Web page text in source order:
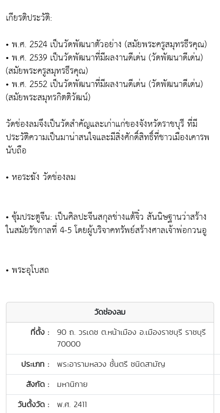
เกียรติประวัติ:
• พ.ศ. 2524 เป็นวัดพัฒนาตัวอย่าง (สมัยพระครูสมุทรธีรคุณ)
• พ.ศ. 2539 เป็นวัดพัฒนาที่มีผลงานดีเด่น (วัดพัฒนาดีเด่น)
(สมัยพระครูสมุทรธีรคุณ)
• พ.ศ. 2552 เป็นวัดพัฒนาที่มีผลงานดีเด่น (วัดพัฒนาดีเด่น)
(สมัยพระสมุทรกิตติวัฒน์)
วัดช่องลมจึงเป็นวัดสำคัญและเก่าแก่ของจังหวัดราชบุรี ที่มี
ประวัติความเป็นมาน่าสนใจและมีสิ่งศักดิ์สิทธิ์ที่ชาวเมืองเคารพ
นับถือ
• หอระฆัง วัดช่องลม
• ซุ้มประตูจีน: เป็นศิลปะจีนสกุลช่างแต้จิ๋ว สันนิษฐานว่าสร้าง
ในสมัยรัชกาลที่ 4-5 โดยผู้บริจาคทรัพย์สร้างศาลเจ้าพ่อกวนอู
• พระอุโบสถ
วัดช่องลม
ที่ตั้ง :
90 ถ. วรเดช ต.หน้าเมือง อ.เมืองราชบุรี ราชบุรี
70000
ประเภท :
พระอารามหลวง ชั้นตรี ชนิดสามัญ
สังกัด :
มหานิกาย
วันตั้งวัด :
พ.ศ. 2411